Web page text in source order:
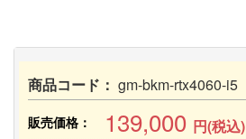
商品コード： gm-bkm-rtx4060-i5
販売価格： 139,000 円(税込)